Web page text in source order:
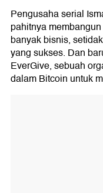
Pengusaha serial
pahitnya
banyak bisnis,
yang sukses. Dan
EverGive, sebuah
dalam Bitcoin untuk